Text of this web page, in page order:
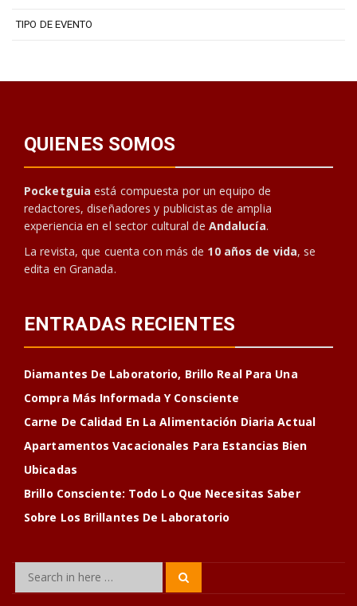
TIPO DE EVENTO
QUIENES SOMOS
Pocketguia está compuesta por un equipo de
redactores, diseñadores y publicistas de amplia
experiencia en el sector cultural de Andalucía.
La revista, que cuenta con más de 10 años de vida, se
edita en Granada.
ENTRADAS RECIENTES
Diamantes De Laboratorio, Brillo Real Para Una
Compra Más Informada Y Consciente
Carne De Calidad En La Alimentación Diaria Actual
Apartamentos Vacacionales Para Estancias Bien
Ubicadas
Brillo Consciente: Todo Lo Que Necesitas Saber
Sobre Los Brillantes De Laboratorio
Search